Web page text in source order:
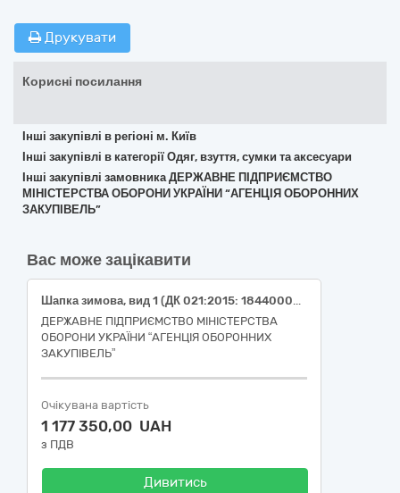
Друкувати
Корисні посилання
Інші закупівлі в регіоні м. Київ
Інші закупівлі в категорії Одяг, взуття, сумки та аксесуари
Інші закупівлі замовника ДЕРЖАВНЕ ПІДПРИЄМСТВО
МІНІСТЕРСТВА ОБОРОНИ УКРАЇНИ “АГЕНЦІЯ ОБОРОННИХ
ЗАКУПІВЕЛЬ”
Вас може зацікавити
Шапка зимова, вид 1 (ДК 021:2015: 18440000-5: Капелюхи та головні убори)
ДЕРЖАВНЕ ПІДПРИЄМСТВО МІНІСТЕРСТВА
ОБОРОНИ УКРАЇНИ “АГЕНЦІЯ ОБОРОННИХ
ЗАКУПІВЕЛЬ”
Очікувана вартість
1 177 350,00 UAH
з ПДВ
Дивитись